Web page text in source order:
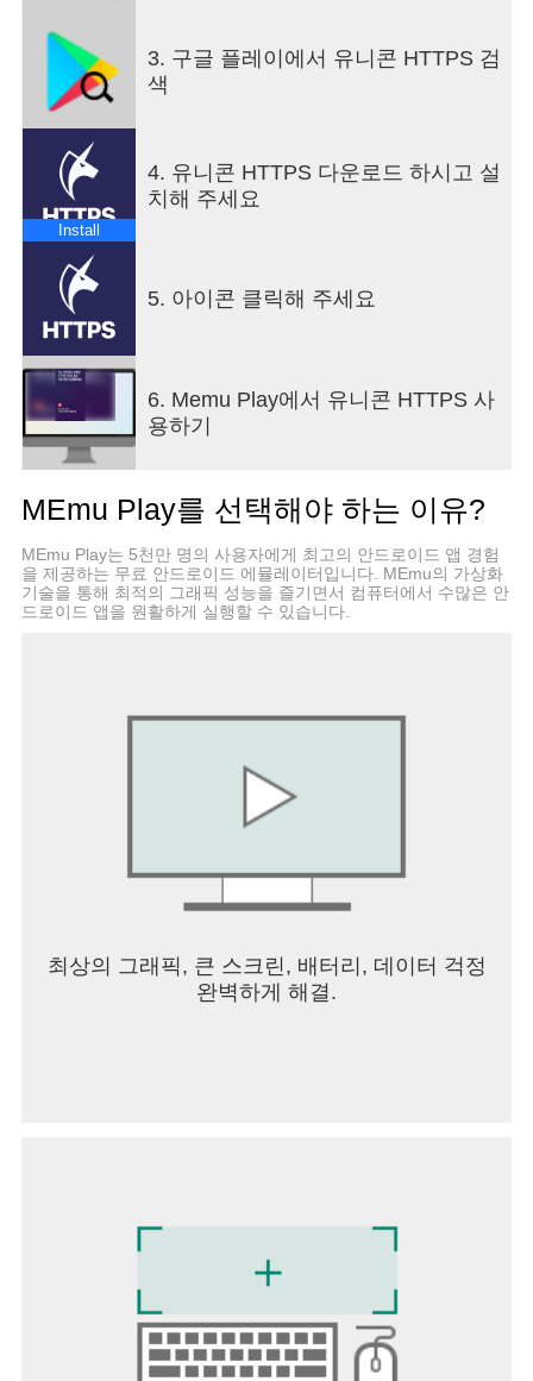
지속적인 업데이트와 관리로 사용자분들의 쾌적한
웹서핑에 도움을 드리기 위해 노력하겠습니다.
왜 무료인가요?
유니콘 HTTPS 앱은 인터넷 접속의 자유와 개인정
보 보호를 목적으로 만들어진 앱입니다. 대한민국
국민이라면 누구나 안심하고 자유롭게 무료로 사용
할 수 있습니다.
수익은 어디서 발생하시나요?
유니콘소프트의 또 다른 서비스인 광고 차단 앱 “유
니콘”의 유료 판매를 통해 대부분의 수익이 발생되
비스를 소개하고 알려드리기 위한 용도로 무료로 서
비스하고 있습니다.
해킹으로부터 안전한가요?
개인정보 유출에 대한 염려나 속도저하가 발생하지
만 유니콘 HTTPS는 앱 내에서 Local VPN(가상
VPN)을 구동하기 때문에 모든 개인 패킷정보는 안
전하게 보호됩니다.
발생됩니다. 유니콘 HTTPS는 모든 트래픽을 앱 내
하게 사이트 접속이 가능합니다.
모든 브라우저에서 동작이 되나요?
로 기존에 사용하는 브라우저에서 자유롭게 사용이
가능합니다. 크롬, 삼성 인터넷, 파이어폭스, 오페라
유니콘 HTTPS 앱을 만족스럽게 사용하셨다면 리뷰
나 주변분들에게 소개해주세요. 개발자에게 큰 힘이
3. 구글 플레이에서 유니콘 HTTPS 검
색
Install
4. 유니콘 HTTPS 다운로드 하시고 설
치해 주세요
5. 아이콘 클릭해 주세요
6. Memu Play에서 유니콘 HTTPS 사
용하기
MEmu Play를 선택해야 하는 이유?
MEmu Play는 5천만 명의 사용자에게 최고의 안드로이드 앱 경험
을 제공하는 무료 안드로이드 에뮬레이터입니다. MEmu의 가상화
기술을 통해 최적의 그래픽 성능을 즐기면서 컴퓨터에서 수많은 안
드로이드 앱을 원활하게 실행할 수 있습니다.
최상의 그래픽, 큰 스크린, 배터리, 데이터 걱정
완벽하게 해결.